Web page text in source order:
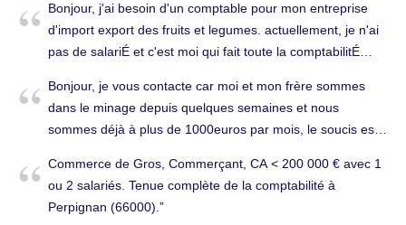
Bonjour, j'ai besoin d'un comptable pour mon entreprise
d'import export des fruits et legumes. actuellement, je n'ai
pas de salariÉ et c'est moi qui fait toute la comptabilitÉ
liasse fiscale et si possible un peu de conseil. merci.
Établissement des comptes annuels à Perpignan (66000).
Bonjour, je vous contacte car moi et mon frère sommes
dans le minage depuis quelques semaines et nous
sommes déjà à plus de 1000euros par mois, le soucis est
On nous a conseillé de venir vers un expert comptable
mais nous aimerions savoir ce que il faut faire (si il faut se
mettre en auto entrepreneur ou autre) pour les impôts
Commerce de Gros, Commerçant, CA < 200 000 € avec 1
ou 2 salariés. Tenue complète de la comptabilité à
Perpignan (66000).